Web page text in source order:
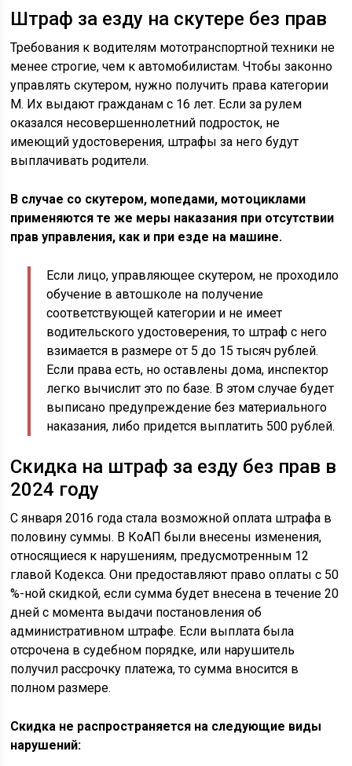
Штраф за езду на скутере без прав
Требования к водителям мототранспортной техники не
менее строгие, чем к автомобилистам. Чтобы законно
управлять скутером, нужно получить права категории
М. Их выдают гражданам с 16 лет. Если за рулем
оказался несовершеннолетний подросток, не
имеющий удостоверения, штрафы за него будут
выплачивать родители.
В случае со скутером, мопедами, мотоциклами
применяются те же меры наказания при отсутствии
прав управления, как и при езде на машине.
Если лицо, управляющее скутером, не проходило
обучение в автошколе на получение
соответствующей категории и не имеет
водительского удостоверения, то штраф с него
взимается в размере от 5 до 15 тысяч рублей.
Если права есть, но оставлены дома, инспектор
легко вычислит это по базе. В этом случае будет
выписано предупреждение без материального
наказания, либо придется выплатить 500 рублей.
Скидка на штраф за езду без прав в
2024 году
С января 2016 года стала возможной оплата штрафа в
половину суммы. В КоАП были внесены изменения,
относящиеся к нарушениям, предусмотренным 12
главой Кодекса. Они предоставляют право оплаты с 50
%-ной скидкой, если сумма будет внесена в течение 20
дней с момента выдачи постановления об
административном штрафе. Если выплата была
отсрочена в судебном порядке, или нарушитель
получил рассрочку платежа, то сумма вносится в
полном размере.
Скидка не распространяется на следующие виды
нарушений: